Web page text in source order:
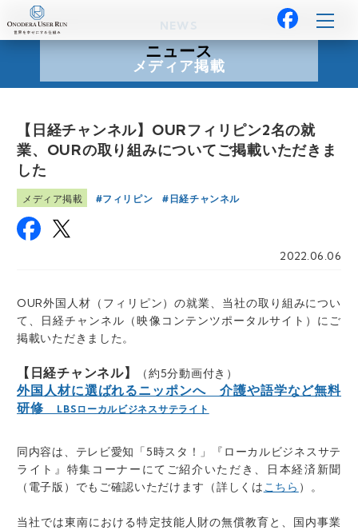
ニュース
メディア掲載
【日経チャンネル】OURフィリピン2名の就
業、OURの取り組みについてご掲載いただきま
した
メディア掲載 フィリピン 日経チャンネル
2022.06.06
OUR外国人材（フィリピン）の就業、当社の取り組みについ
て、日経チャンネル（映像コンテンツポータルサイト）にご
掲載いただきました。
【日経チャンネル】 （約5分動画付き）
外国人材に選ばれるニッポンへ 介護や語学など無料
研修
LBSローカルビジネスサテライト
同内容は、テレビ愛知「5時スタ！」『ローカルビジネスサテ
ライト』特集コーナーにてご紹介いただき、日本経済新聞
（電子版）でもご確認いただけます（詳しくはこちら ）。
当社では東南における特定技能人財の無償教育と、国内事業